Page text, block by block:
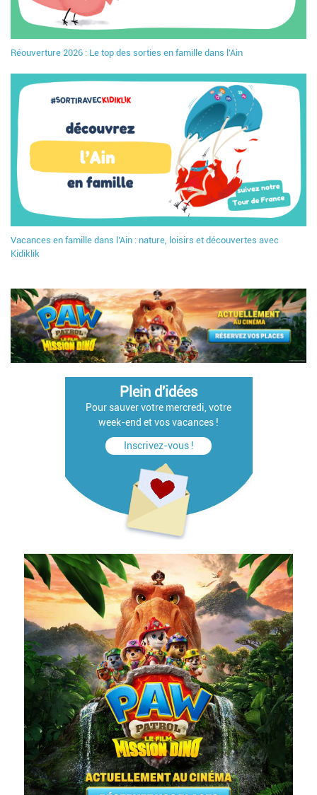
Réouverture 2026 : Le top des sorties en famille dans l'Ain
Vacances en famille dans l’Ain : nature, loisirs et découvertes avec
Kidiklik
Plein d'idées
Pour sauver votre mercredi, votre
week-end et vos vacances !
Inscrivez-vous !